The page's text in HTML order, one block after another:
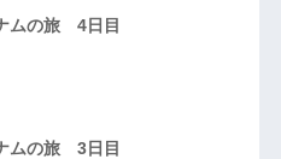
ムの旅 4日目
ムの旅 3日目